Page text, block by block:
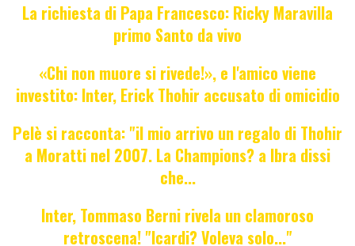
La richiesta di Papa Francesco: Ricky Maravilla
primo Santo da vivo
«Chi non muore si rivede!», e l'amico viene
investito: Inter, Erick Thohir accusato di omicidio
Pelè si racconta: "il mio arrivo un regalo di Thohir
a Moratti nel 2007. La Champions? a Ibra dissi
che...
Inter, Tommaso Berni rivela un clamoroso
retroscena! "Icardi? Voleva solo..."